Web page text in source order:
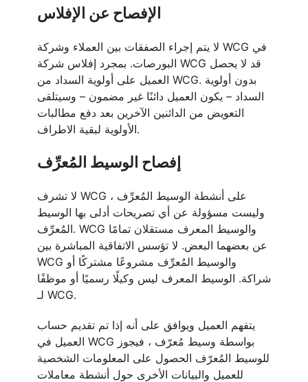
الإفصاح عن الإفلاس
لا يتم إجراء الصفقات بين العملاء وشركة WCG في
البورصات. بمجرد إفلاس شركة WCG قد لا يحصل
العميل على أولوية السداد من WCG. بدون أولوية
السداد – يكون العميل دائنًا غير مضمون – وسيتلقى
التعويض من الدائنين الآخرين بعد دفع مطالبات
الأولوية لبقية الاطراف.
إفصاح الوسيط المُعرِّف
لا تشرف WCG على أنشطة الوسيط المُعرِّف ،
وليست مسؤولة عن أي تصريحات أدلى بها الوسيط
المُعرِّف. WCG والوسيط المعرف مستقلان تمامًا
عن بعضهما البعض. لا تؤسس الاتفاقية المباشرة بين
WCG والوسيط المُعرِّف مشروعًا مشتركًا أو
شراكة. الوسيط المعرف ليس وكيلًا رسميًا أو موظفًا
لـ WCG.
يتفهم العميل ويوافق على أنه إذا تم تقديم حساب
العميل في WCG بواسطة وسيط مُعرّف ، فيجوز
للوسيط المُعرّف الحصول على المعلومات الشخصية
للعميل والبيانات الأخرى حول أنشطة معاملات